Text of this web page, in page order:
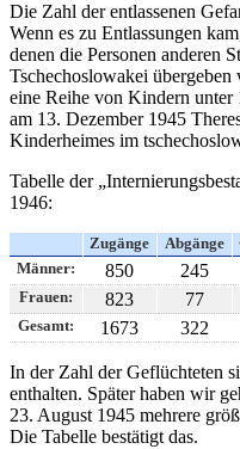
Die Zahl der entlassenen
Wenn es zu Entlassungen
denen die Personen anderen
Tschechoslowakei
eine Reihe von Kindern unter
am 13. Dezember 1945
Kinderheimes im
Tabelle der
1946:
Zugänge Abgänge
Männer:
850 245
Frauen: 823 77
Gesamt: 1673 322
In der Zahl der Geflüchteten
enthalten. Später haben wir
23. August 1945 mehrere
Die Tabelle bestätigt das.